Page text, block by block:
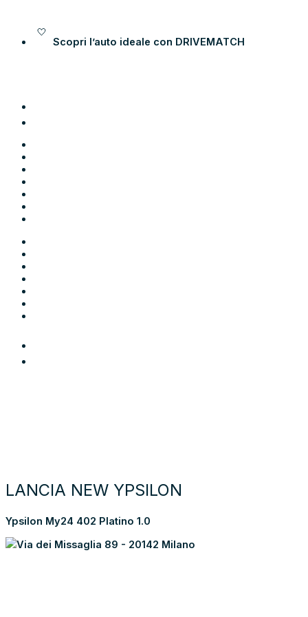
Scopri l’auto ideale con DRIVEMATCH
LANCIA NEW YPSILON
Ypsilon My24 402 Platino 1.0
Via dei Missaglia 89 - 20142 Milano